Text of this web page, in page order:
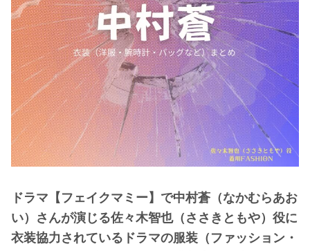
・吉川愛
・見上愛
・出口夏希
・田辺桃子
・滝沢カレン
・トリンドル玲奈
・深田恭子
・北川景子
・橋本環奈
ドラマ【フェイクマミー】で中村蒼（なかむらあお
い）さんが演じる佐々木智也（ささきともや）役に
衣装協力されているドラマの服装（ファッション・